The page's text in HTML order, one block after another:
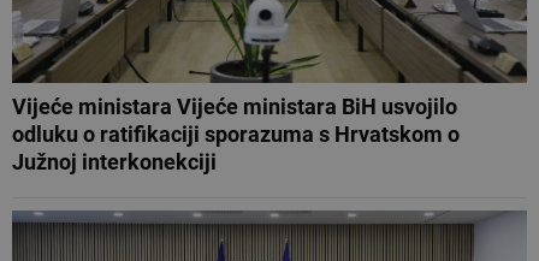
Vijeće ministara Vijeće ministara BiH usvojilo
odluku o ratifikaciji sporazuma s Hrvatskom o
Južnoj interkonekciji